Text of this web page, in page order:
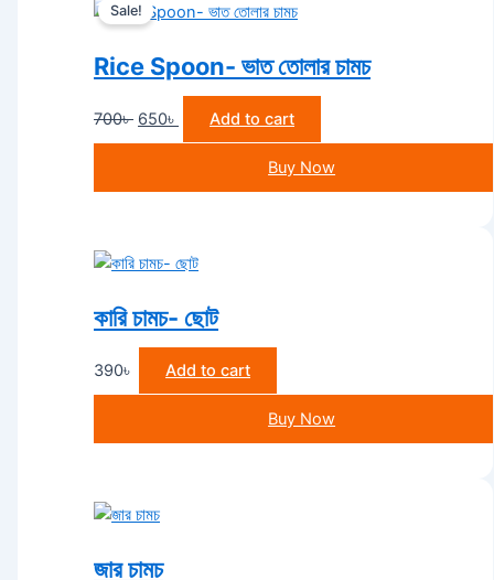
Sale!
Rice Spoon- ভাত তোলার চামচ
700৳
price
700৳ .
650৳
price
650৳ .
Add to cart
Buy Now
কারি চামচ- ছোট
390৳ Add to cart
Buy Now
জার চামচ